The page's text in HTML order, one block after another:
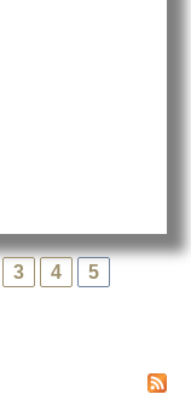
3 4 5